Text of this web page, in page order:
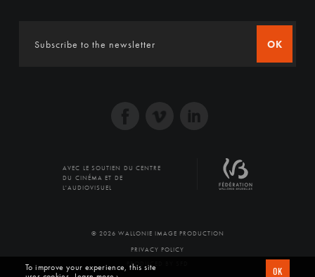
OK
AVEC LE SOUTIEN DU CENTRE
DU CINÉMA ET DE
L'AUDIOVISUEL
© 2026 WALLONIE IMAGE PRODUCTION
PRIVACY POLICY
PRODUCED BY SFD
To improve your experience, this site
OK